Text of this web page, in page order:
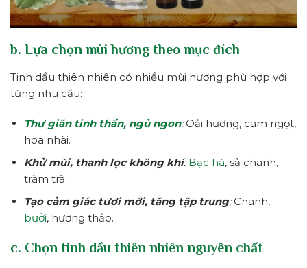
b. Lựa chọn mùi hương theo mục đích
Tinh dầu thiên nhiên có nhiều mùi hương phù hợp với
từng nhu cầu:
Thư giãn tinh thần, ngủ ngon:Oải hương, cam ngọt,
hoa nhài.
Khử mùi, thanh lọc không khí: Bạc hà, sả chanh,
tràm trà.
Tạo cảm giác tươi mới, tăng tập trung:Chanh,
bưởi, hương thảo.
c. Chọn tinh dầu thiên nhiên nguyên chất